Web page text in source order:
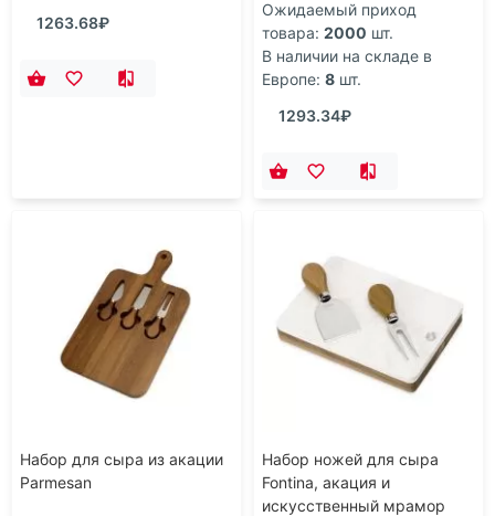
1263.68₽
Ожидаемый приход
товара: 2000 шт.
В наличии на складе в
Европе: 8 шт.
1293.34₽
Набор для сыра из акации
Parmesan
Набор ножей для сыра
Fontina, акация и
искусственный мрамор